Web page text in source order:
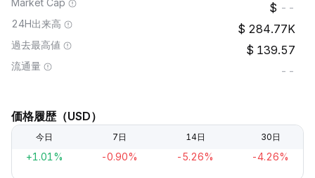
Market Cap --
24H出来高 284.77K
過去最高値 139.57
流通量 --
価格履歴（USD）
今日 7日 14日 30日
+1.01% -0.90% -5.26% -4.26%